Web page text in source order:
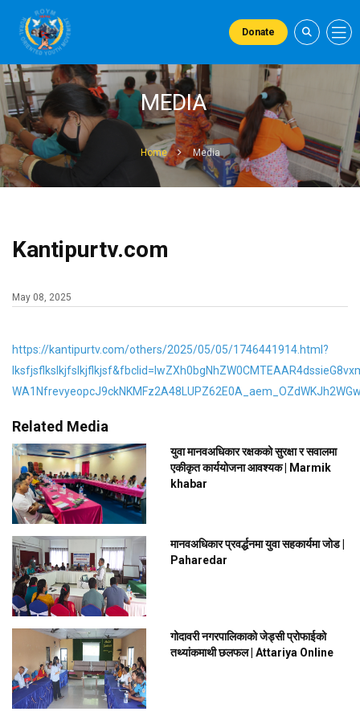
Donate
MEDIA
Home Media
Kantipurtv.com
May 08, 2025
https://kantipurtv.com/others/2025/05/05/1746441914.html?
Related Media
युवा मानवअधिकार रक्षकको सुरक्षा र सवालमा
एकीकृत कार्ययोजना आवश्यक | Marmik
khabar
मानवअधिकार प्रवर्द्धनमा युवा सहकार्यमा जोड |
Paharedar
गोदावरी नगरपालिकाको जेड्सी प्रोफाईको
तथ्यांकमाथी छलफल | Attariya Online